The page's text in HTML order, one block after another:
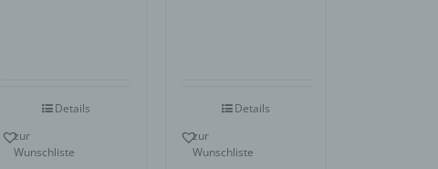
Details
zur
Wunschliste
Details
zur
Wunschliste